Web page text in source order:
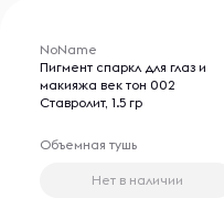
NoName
Пигмент спаркл для глаз и
макияжа век тон 002
Ставролит, 1.5 гр
Объемная тушь
Нет в наличии